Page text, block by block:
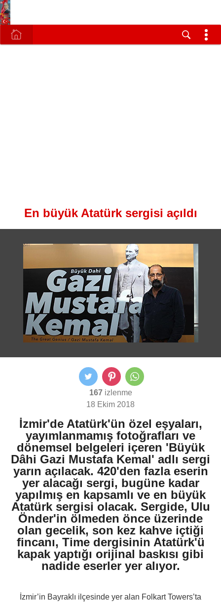
En büyük Atatürk sergisi açıldı
167izlenme
18 Ekim 2018
İzmir'de Atatürk'ün özel eşyaları,
yayımlanmamış fotoğrafları ve
dönemsel belgeleri içeren 'Büyük
Dâhi Gazi Mustafa Kemal' adlı sergi
yarın açılacak. 420'den fazla eserin
yer alacağı sergi, bugüne kadar
yapılmış en kapsamlı ve en büyük
Atatürk sergisi olacak. Sergide, Ulu
Önder'in ölmeden önce üzerinde
olan gecelik, son kez kahve içtiği
fincanı, Time dergisinin Atatürk'ü
kapak yaptığı orijinal baskısı gibi
nadide eserler yer alıyor.
İzmir’in Bayraklı ilçesinde yer alan Folkart Towers’ta